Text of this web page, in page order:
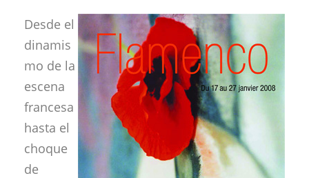
Desde el
dinamis
mo de la
escena
francesa
hasta el
choque
de